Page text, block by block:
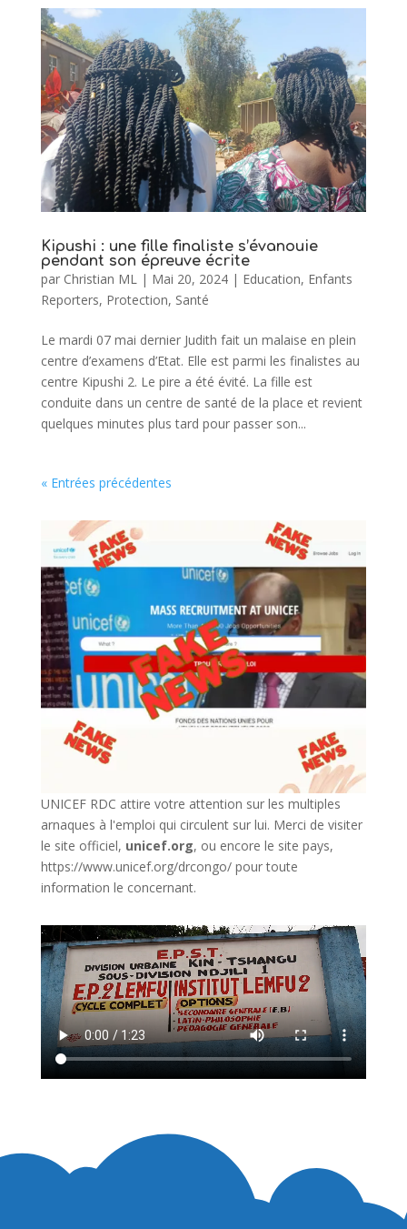
Kipushi : une fille finaliste s’évanouie
pendant son épreuve écrite
par Christian ML | Mai 20, 2024| Education, Enfants
Reporters, Protection, Santé
Le mardi 07 mai dernier Judith fait un malaise en plein
centre d’examens d’Etat. Elle est parmi les finalistes au
centre Kipushi 2. Le pire a été évité. La fille est
conduite dans un centre de santé de la place et revient
quelques minutes plus tard pour passer son...
« Entrées précédentes
UNICEF RDC attire votre attention sur les multiples
arnaques à l'emploi qui circulent sur lui. Merci de visiter
le site officiel, unicef.org, ou encore le site pays,
https://www.unicef.org/drcongo/pour toute
information le concernant.